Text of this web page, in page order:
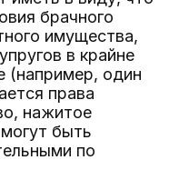
брачного
имущества,
в крайне
(например, один
права
нажитое
быть
по